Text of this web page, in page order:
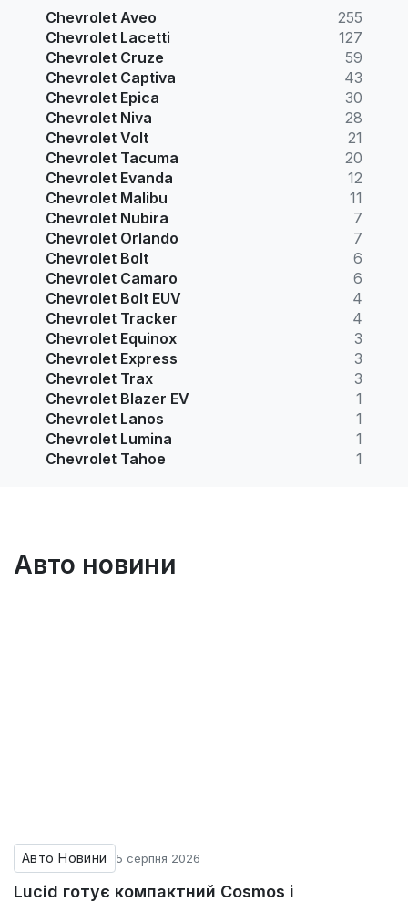
Chevrolet Aveo
255
Chevrolet Lacetti
127
Chevrolet Cruze
59
Chevrolet Captiva
43
Chevrolet Epica
30
Chevrolet Niva
28
Chevrolet Volt
21
Chevrolet Tacuma
20
Chevrolet Evanda
12
Chevrolet Malibu
11
Chevrolet Nubira
7
Chevrolet Orlando
7
Chevrolet Bolt
6
Chevrolet Camaro
6
Chevrolet Bolt EUV
4
Chevrolet Tracker
4
Chevrolet Equinox
3
Chevrolet Express
3
Chevrolet Trax
3
Chevrolet Blazer EV
1
Chevrolet Lanos
1
Chevrolet Lumina
1
Chevrolet Tahoe
1
Авто новини
Авто Новини 5 серпня 2026
Lucid готує компактний Cosmos і